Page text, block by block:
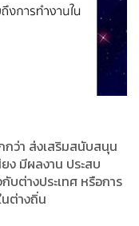
กว่า ส่งเสริมสนับสนุน
ง มีผลงาน ประสบ
บต่างประเทศ หรือการ
นต่างถิ่น